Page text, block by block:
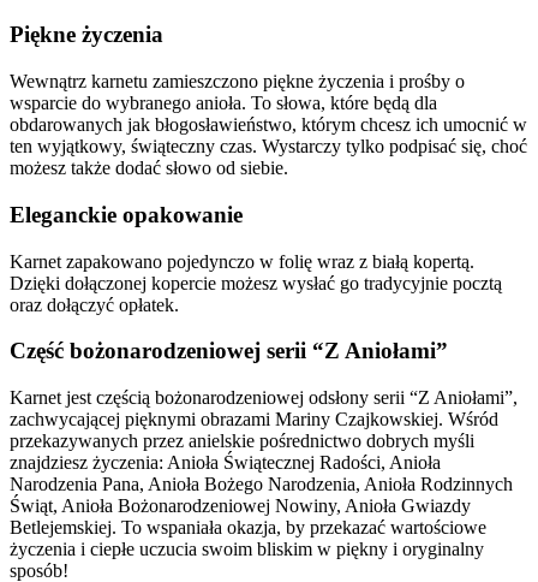
Piękne życzenia
Wewnątrz karnetu zamieszczono piękne życzenia i prośby o
wsparcie do wybranego anioła. To słowa, które będą dla
obdarowanych jak błogosławieństwo, którym chcesz ich umocnić w
ten wyjątkowy, świąteczny czas. Wystarczy tylko podpisać się, choć
możesz także dodać słowo od siebie.
Eleganckie opakowanie
Karnet zapakowano pojedynczo w folię wraz z białą kopertą.
Dzięki dołączonej kopercie możesz wysłać go tradycyjnie pocztą
oraz dołączyć opłatek.
Część bożonarodzeniowej serii “Z Aniołami”
Karnet jest częścią bożonarodzeniowej odsłony serii “Z Aniołami”,
zachwycającej pięknymi obrazami Mariny Czajkowskiej. Wśród
przekazywanych przez anielskie pośrednictwo dobrych myśli
znajdziesz życzenia: Anioła Świątecznej Radości, Anioła
Narodzenia Pana, Anioła Bożego Narodzenia, Anioła Rodzinnych
Świąt, Anioła Bożonarodzeniowej Nowiny, Anioła Gwiazdy
Betlejemskiej. To wspaniała okazja, by przekazać wartościowe
życzenia i ciepłe uczucia swoim bliskim w piękny i oryginalny
sposób!